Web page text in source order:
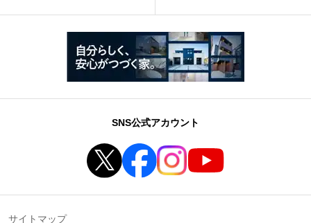
SNS公式アカウント
サイトマップ